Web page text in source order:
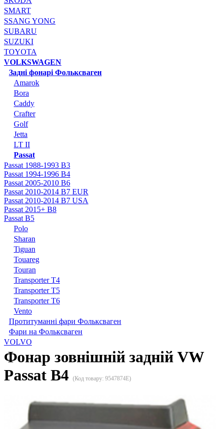
SMART
SSANG YONG
SUBARU
SUZUKI
TOYOTA
VOLKSWAGEN
Задні фонарі Фольксваген
Amarok
Bora
Caddy
Crafter
Golf
Jetta
LT II
Passat
Passat 1988-1993 B3
Passat 1994-1996 B4
Passat 2005-2010 B6
Passat 2010-2014 B7 EUR
Passat 2010-2014 B7 USA
Passat 2015+ B8
Passat B5
Polo
Sharan
Tiguan
Touareg
Touran
Transporter T4
Transporter T5
Transporter T6
Vento
Протитуманні фари Фольксваген
Фари на Фольксваген
VOLVO
Фонар зовнішній задній VW
Passat B4 (Код товару: 9547874E)